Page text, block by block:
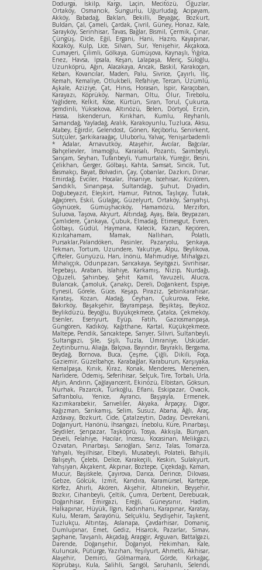
Dodurga, İskilp, Kargı, Laçin, Mecitözü, Oğuzlar,
Ortaköy, Osmancık, Sungurlu, Uğurludağ, Acıpayam,
Akköy, Babadağ, Baklan, Bekilli, Beyağaç, Bozkurt,
Buldan, Çal, Çameli, Çardak, Çivril, Güney, Honaz, Kale,
Sarayköy, Serinhisar, Tavas, Bağlar, Bismil, Çermik, Çınar,
Çüngüş, Dicle, Eğil, Ergani, Hani, Hazro, Kayapınar,
Kocaköy, Kulp, Lice, Silvan, Sur, Yenişehir, Akçakoca,
Cumayeri, Çilimli, Gölkaya, Gümüşova, Kaynaşlı, Yığılca,
Enez, Havsa, İpsala, Keşan, Lalapaşa, Meriç, Süloğlu,
Uzunköprü, Ağın, Alacakaya, Arıcak, Baskil, Karakoçan,
Keban, Kovancılar, Maden, Palu, Sivrice, Çayırlı, İliç,
Kemah, Kemaliye, Otlukbeli, Refahiye, Tercan, Üzümlü,
Aşkale, Aziziye, Çat, Hınıs, Horasan, İspir, Karaçoban,
Karayazı, Köprüköy, Narman, Oltu, Olur, Tirebolu,
Yağlıdere, Kelkit, Köse, Kürtün, Siran, Torul, Çukurca,
Şemdinli, Yüksekova, Altınözü, Belen, Dörtyol, Erzin,
Hassa, İskenderun, Kırıkhan, Kumlu, Reyhanlı,
Samandağ, Yayladağ, Aralık, Karakoyunlu, Tuzluca, Aksu,
Atabey, Eğirdir, Gelendost, Gönen, Keçiborlu, Senirkent,
Sütçüler, Şarkikaraağaç, Uluborlu, Yalvaç, Yenişarbademli
* Adalar, Arnavutköy, Ataşehir, Avcılar, Bağcılar,
Bahçelievler, İmamoğlu, Karaisalı, Pozantı, Saimbeyli,
Sarıçam, Seyhan, Tufanbeyli, Yumurtalık, Yüreğir, Besni,
Çelikhan, Gerger, Gölbaşı, Kahta, Samsat, Sincik, Tut,
Basmakçı, Bayat, Bolvadin, Çay, Çobanlar, Dazkırı, Dinar,
Emirdağ, Evciler, Hocalar, İhsaniye, İscehisar, Kızılören,
Sandıklı, Sinanpaşa, Sultandağı, Şuhut, Diyadin,
Doğubeyazıt, Eleşkirt, Hamur, Patnos, Taşlıçay, Tutak,
Ağaçören, Eskil, Gülağaç, Güzelyurt, Ortaköy, Sarıyahşi,
Göynücek, Gümüşhacıköy, Hamamözü, Merzifon,
Suluova, Taşova, Akyurt, Altındağ, Ayaş, Bala, Beypazarı,
Çamlıdere, Çankaya, Çubuk, Elmadağ, Etimesgut, Evren,
Gölbaşı, Güdül, Haymana, Kalecik, Kazan, Keçiören,
Kızılcahamam, Mamak, Nallıhan, Polatlı,
Pursaklar,Palandöken, Pasinler, Pazaryolu, Şenkaya,
Tekman, Tortum, Uzundere, Yakutiye, Alpu, Beylikova,
Çifteler, Günyüzü, Han, İnönü, Mahmudiye, Mihalgazi,
Mihalıççık, Odunpazarı, Sarıcakaya, Seyitgazi, Sivrihisar,
Tepebaşı, Araban, İslahiye, Karkamış, Nizip, Nurdağı,
Oğuzeli, Şahinbey, Şehit Kamil, Yavuzeli, Alucra,
Bulancak, Çamoluk, Çanakçı, Dereli, Doğankent, Espiye,
Eynesil, Görele, Güce, Keşap, Piraziz, Şebinkarahisar,
Karataş, Kozan, Aladağ, Ceyhan, Çukurova, Feke,
Bakırköy, Başakşehir, Bayrampaşa, Beşiktaş, Beykoz,
Beylikdüzü, Beyoğlu, Büyükçekmece, Çatalca, Çekmeköy,
Esenler, Esenyurt, Eyüp, Fatih, Gaziosmanpaşa,
Güngören, Kadıköy, Kağıthane, Kartal, Küçükçekmece,
Maltepe, Pendik, Sancaktepe, Sarıyer, Silivri, Sultanbeyli,
Sultangazi, Şile, Şişli, Tuzla, Ümraniye, Üsküdar,
Zeytinburnu, Aliağa, Balçova, Bayındır, Bayraklı, Bergama,
Beydağ, Bornova, Buca, Çeşme, Çiğli, Dikili, Foça,
Gaziemir, Güzelbahçe, Karabağlar, Karaburun, Karşıyaka,
Kemalpaşa, Kınık, Kiraz, Konak, Menderes, Menemen,
Narlıdere, Ödemiş, Seferihisar, Selçuk, Tire, Torbalı, Urla,
Afşin, Andırın, Çağlayancerit, Ekinözü, Elbistan, Göksun,
Nurhak, Pazarcık, Türkoğlu, Eflani, Eskipazar, Ovacık,
Safranbolu, Yenice, Ayrancı, Başyayla, Ermenek,
Kazımkarabekir, Sarıveliler, Akyaka, Arpaçay, Digor,
Kağızman, Sarıkamış, Selim, Susuz, Abana, Ağlı, Araç,
Azdavay, Bozkurt, Cide, Çatalzeytin, Daday, Devrekani,
Doğanyurt, Hanönü, İhsangazi, İnebolu, Küre, Pınarbaşı,
Seydiler, Şenpazar, Taşköprü, Tosya, Akkışla, Bünyan,
Develi, Felahiye, Hacılar, İncesu, Kocasinan, Melikgazi,
Özvatan, Pınarbaşı, Sarıoğlan, Sarız, Talas, Tomarza,
Yahyalı, Yeşilhisar, Elbeyli, Musabeyli, Polateli, Bahşili,
Balışeyh, Çelebi, Delice, Karakeçili, Keskin, Sulakyurt,
Yahşiyan, Akçakent, Akpınar, Boztepe, Çiçekdağı, Kaman,
Mucur, Başiskele, Çayırova, Darıca, Derince, Dilovası,
Gebze, Gölcük, İzmit, Kandıra, Karamürsel, Kartepe,
Körfez, Ahırlı, Akören, Akşehir, Altınekin, Beyşehir,
Bozkır, Cihanbeyli, Çeltik, Çumra, Derbent, Derebucak,
Doğanhisar, Emirgazi, Ereğli, Güneysınır, Hadim,
Halkapınar, Hüyük, Ilgın, Kadınhanı, Karapınar, Karatay,
Kulu, Meram, Sarayönü, Selçuklu, Seydişehir, Taşkent,
Tuzlukçu, Altıntaş, Aslanapa, Çavdarhisar, Domaniç,
Dumlupınar, Emet, Gediz, Hisarcık, Pazarlar, Simav,
Şaphane, Tavşanlı, Akçadağ, Arapgir, Arguvan, Battalgazi,
Darende, Doğanşehir, Doğanyol, Hekimhan, Kale,
Kuluncak, Pütürge, Yazıhan, Yeşilyurt, Ahmetli, Akhisar,
Alaşehir, Demirci, Gölmarmara, Görde, Kırkağaç,
Köprübaşı, Kula, Salihli, Sarıgöl, Saruhanlı, Selendi,